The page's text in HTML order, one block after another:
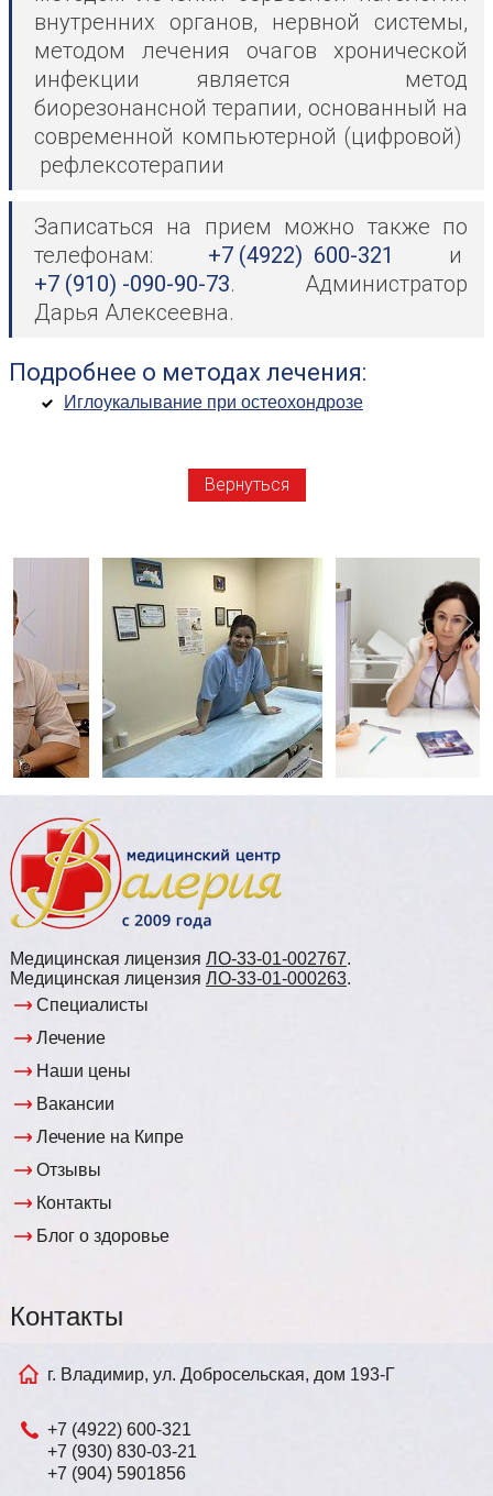
внутренних органов, нервной системы,
методом лечения очагов хронической
инфекции является метод
биорезонансной терапии, основанный на
современной компьютерной (цифровой)
рефлексотерапии
Записаться на прием можно также по
телефонам: +7 (4922) 600-321
и
+7 (910) -090-90-73. Администратор
Дарья Алексеевна.
Подробнее о методах лечения:
Иглоукалывание при остеохондрозе
Вернуться
Медицинская лицензия ЛО-33-01-002767.
Медицинская лицензия ЛО-33-01-000263.
Специалисты
Лечение
Наши цены
Вакансии
Лечение на Кипре
Отзывы
Контакты
Блог о здоровье
Контакты
г. Владимир, ул. Добросельская, дом 193-Г
+7 (4922) 600-321
+7 (930) 830-03-21
+7 (904) 5901856